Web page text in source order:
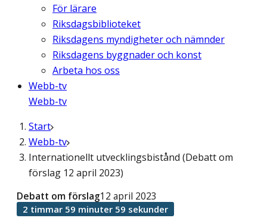
För lärare
Riksdagsbiblioteket
Riksdagens myndigheter och nämnder
Riksdagens byggnader och konst
Arbeta hos oss
Webb-tv
Webb-tv
Start
Webb-tv
Internationellt utvecklingsbistånd (Debatt om
förslag 12 april 2023)
Debatt om förslag12 april 2023
2 timmar 59 minuter 59 sekunder